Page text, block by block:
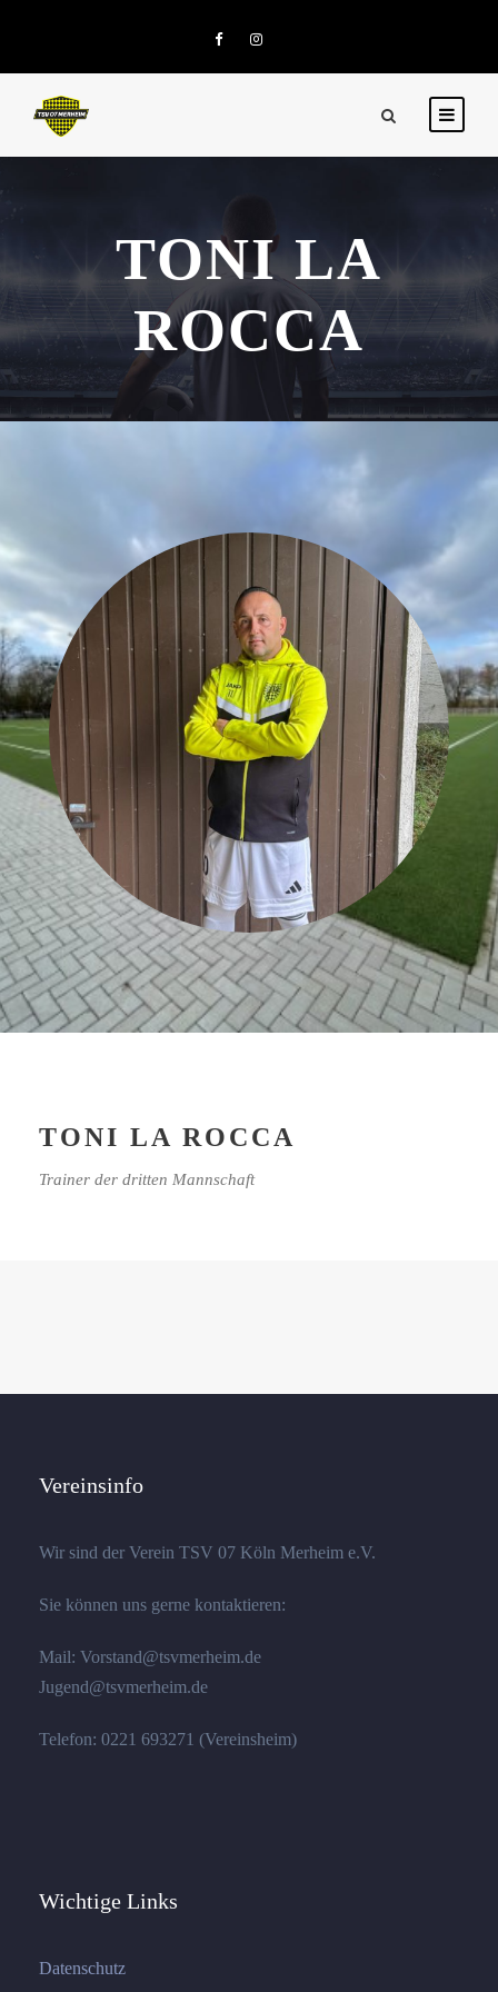
TONI LA
ROCCA
TONI LA ROCCA
Trainer der dritten Mannschaft
Vereinsinfo
Wir sind der Verein TSV 07 Köln Merheim e.V.
Sie können uns gerne kontaktieren:
Mail: Vorstand@tsvmerheim.de
Jugend@tsvmerheim.de
Telefon: 0221 693271 (Vereinsheim)
Wichtige Links
Datenschutz